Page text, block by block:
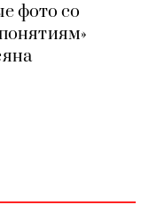
фото со